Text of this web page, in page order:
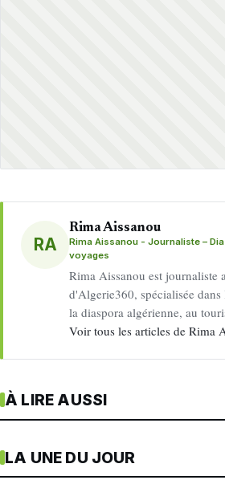
RA
Rima Aissanou
Rima Aissanou - Journaliste –
voyages
Rima Aissanou est journaliste
d'Algerie360, spécialisée dans
la diaspora algérienne, au
Voir tous les articles de Rima
À LIRE AUSSI
LA UNE DU JOUR